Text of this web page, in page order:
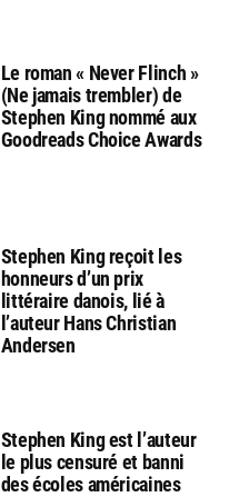
Le roman « Never Flinch »
(Ne jamais trembler) de
Stephen King nommé aux
Goodreads Choice Awards
Stephen King reçoit les
honneurs d’un prix
littéraire danois, lié à
l’auteur Hans Christian
Andersen
Stephen King est l’auteur
le plus censuré et banni
des écoles américaines